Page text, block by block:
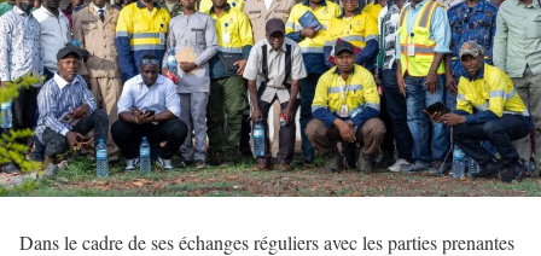
Dans le cadre de ses échanges réguliers avec les parties prenantes